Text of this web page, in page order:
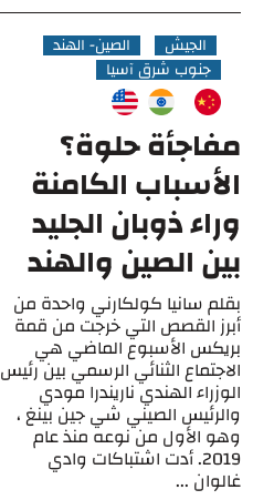
الجيش
الصين- الهند
جنوب شرق آسيا
مفاجأة حلوة؟
الأسباب الكامنة
وراء ذوبان الجليد
بين الصين والهند
بقلم سانيا كولكارني واحدة من
أبرز القصص التي خرجت من قمة
بريكس الأسبوع الماضي هي
الاجتماع الثنائي الرسمي بين رئيس
الوزراء الهندي ناريندرا مودي
والرئيس الصيني شي جين بينغ ،
وهو الأول من نوعه منذ عام
2019. أدت اشتباكات وادي
غالوان ...